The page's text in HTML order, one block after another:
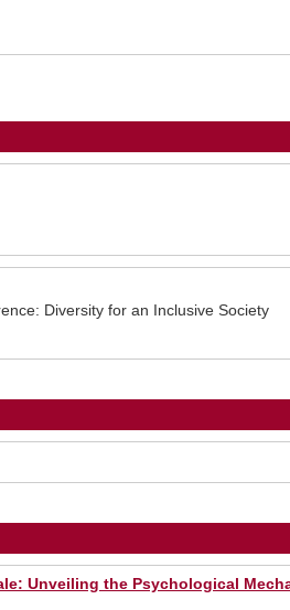
Diversity for an Inclusive Society
Unveiling the Psychological